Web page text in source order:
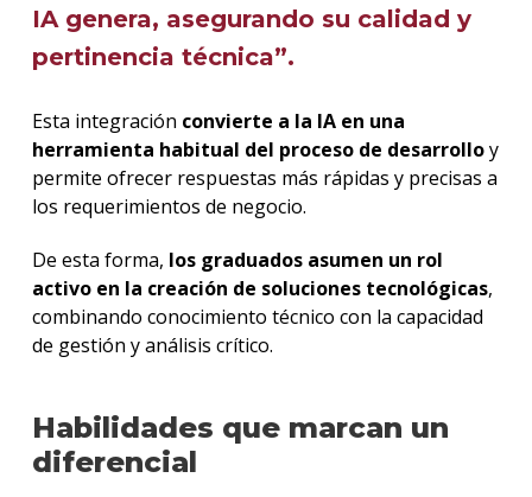
IA genera, asegurando su calidad y
pertinencia técnica”.
Esta integración convierte a la IA en una
herramienta habitual del proceso de desarrolloy
permite ofrecer respuestas más rápidas y precisas a
los requerimientos de negocio.
De esta forma, los graduados asumen un rol
activo en la creación de soluciones tecnológicas,
combinando conocimiento técnico con la capacidad
de gestión y análisis crítico.
Habilidades que marcan un
diferencial